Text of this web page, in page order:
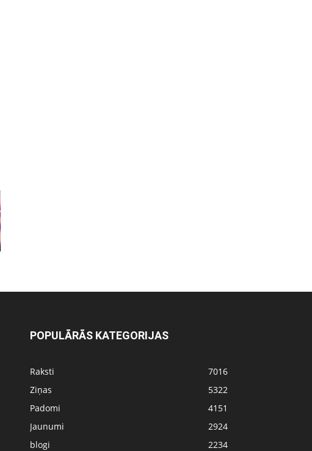
POPULĀRĀS KATEGORIJAS
Raksti
7016
Ziņas
5322
Padomi
4151
Jaunumi
2924
blogi
2234